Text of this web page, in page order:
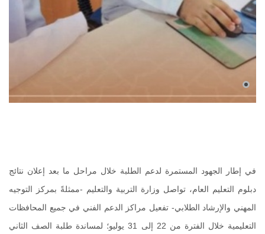
في إطار الجهود المستمرة لدعم الطلبة خلال مراحل ما بعد إعلان نتائج
دبلوم التعليم العام، تواصل وزارة التربية والتعليم -ممثلةً بمركز التوجيه
المهني والإرشاد الطلابي- تفعيل مراكز الدعم الفني في جميع المحافظات
التعليمية خلال الفترة من 22 إلى 31 يوليو؛ لمساندة طلبة الصف الثاني